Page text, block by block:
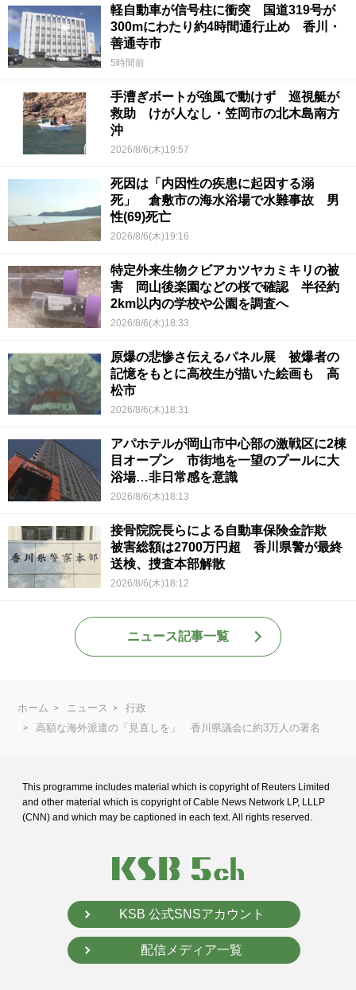
軽自動車が信号柱に衝突 国道319号が
300mにわたり約4時間通行止め 香川・
善通寺市
5時間前
手漕ぎボートが強風で動けず 巡視艇が
救助 けが人なし・笠岡市の北木島南方
沖
2026/8/6(木)19:57
死因は「内因性の疾患に起因する溺
死」 倉敷市の海水浴場で水難事故 男
性(69)死亡
2026/8/6(木)19:16
特定外来生物クビアカツヤカミキリの被
害 岡山後楽園などの桜で確認 半径約
2km以内の学校や公園を調査へ
2026/8/6(木)18:33
原爆の悲惨さ伝えるパネル展 被爆者の
記憶をもとに高校生が描いた絵画も 高
松市
2026/8/6(木)18:31
アパホテルが岡山市中心部の激戦区に2棟
目オープン 市街地を一望のプールに大
浴場…非日常感を意識
2026/8/6(木)18:13
接骨院院長らによる自動車保険金詐欺
被害総額は2700万円超 香川県警が最終
送検、捜査本部解散
2026/8/6(木)18:12
ニュース記事一覧
ホーム ニュース
行政
高額な海外派遣の「見直しを」 香川県議会に約3万人の署名
This programme includes material which is copyright of Reuters Limited
and other material which is copyright of Cable News Network LP, LLLP
(CNN) and which may be captioned in each text. All rights reserved.
KSB 公式SNSアカウント
配信メディア一覧